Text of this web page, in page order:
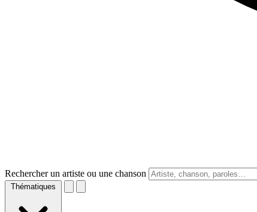
Rechercher un artiste ou une chanson
Thématiques